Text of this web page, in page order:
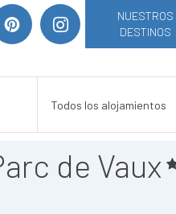
NUESTROS
DESTINOS
de Vaux